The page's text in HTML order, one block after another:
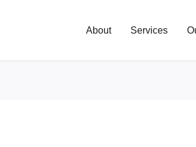
About Services